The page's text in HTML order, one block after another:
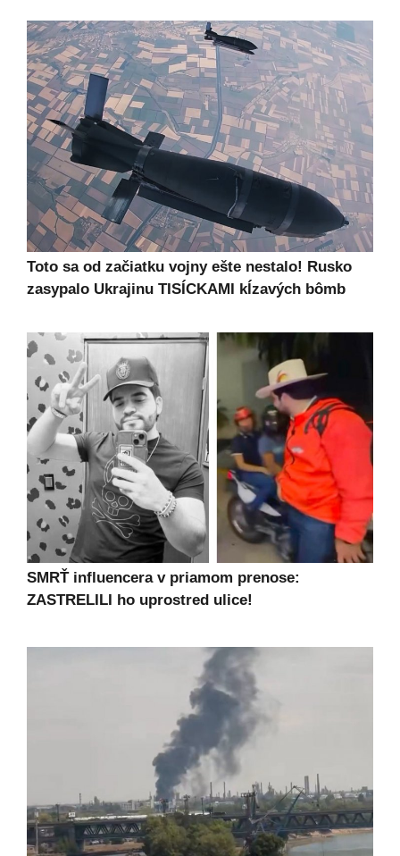
Toto sa od začiatku vojny ešte nestalo! Rusko
zasypalo Ukrajinu TISÍCKAMI kĺzavých bômb
SMRŤ influencera v priamom prenose:
ZASTRELILI ho uprostred ulice!